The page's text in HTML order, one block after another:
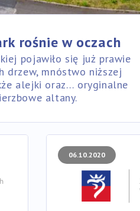
rośnie w oczach
pojawiło się już prawie
drzew, mnóstwo niższej
alejki oraz… oryginalne
altany.
06.10.2020